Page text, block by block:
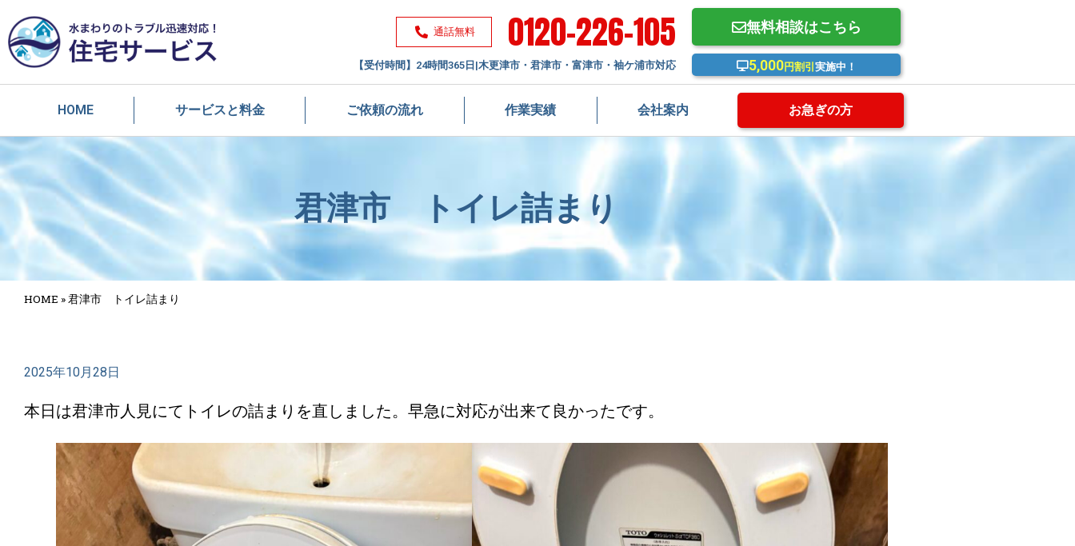
通話無料 0120-226-105
【受付時間】24時間365日|木更津市・君津市・富津市・袖ケ浦市対応
無料相談はこちら
5,000円割引 実施中！
HOME サービスと料金 ご依頼の流れ 作業実績 会社案内 お急ぎの方
君津市 トイレ詰まり
HOME »君津市 トイレ詰まり
2025年10月28日
本日は君津市人見にてトイレの詰まりを直しました。早急に対応が出来て良かったです。